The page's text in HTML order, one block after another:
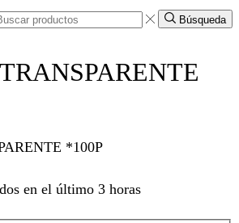
Búsqueda
*100P
en el último 3 horas